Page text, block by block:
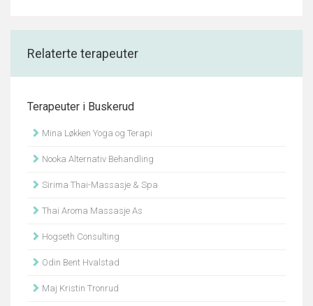
Relaterte terapeuter
Terapeuter i Buskerud
Mina Løkken Yoga og Terapi
Nooka Alternativ Behandling
Sirima Thai-Massasje & Spa
Thai Aroma Massasje As
Hogseth Consulting
Odin Bent Hvalstad
Maj Kristin Tronrud